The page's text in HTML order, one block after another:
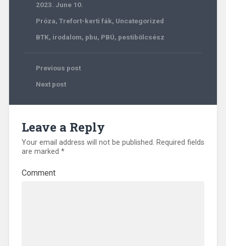
2023. June 10.
Próza, Trefort-kerti fák, Uncategorized
BTK, irodalom, pbu, PBÚ, pestibölcsész
Previous post
Next post
Leave a Reply
Your email address will not be published. Required fields
are marked *
Comment